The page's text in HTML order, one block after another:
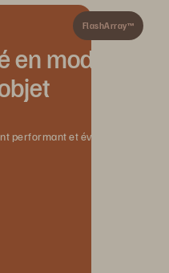
FlashArray™
mode
performant et évolutif